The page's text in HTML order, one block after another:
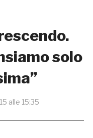
solo
alle 15:35